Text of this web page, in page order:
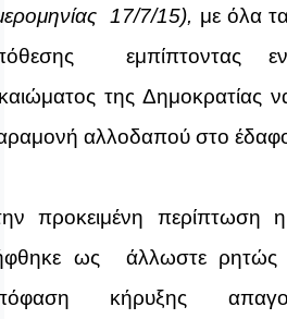
17/7/15), με όλα
εμπίπτοντας
της Δημοκρατίας
αλλοδαπού στο
προκειμένη
ως άλλωστε ρητώς
κήρυξης